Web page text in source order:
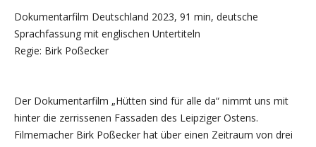
Dokumentarfilm Deutschland 2023, 91 min, deutsche
Sprachfassung mit englischen Untertiteln
Regie: Birk Poßecker
Der Dokumentarfilm „Hütten sind für alle da“ nimmt uns mit
hinter die zerrissenen Fassaden des Leipziger Ostens.
Filmemacher Birk Poßecker hat über einen Zeitraum von drei